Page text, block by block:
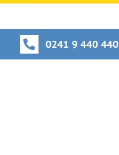
0241 9 440 440